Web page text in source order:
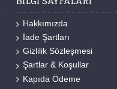
Hakkımızda
İade Şartları
Gizlilik Sözleşmesi
Şartlar & Koşullar
Kapıda Ödeme